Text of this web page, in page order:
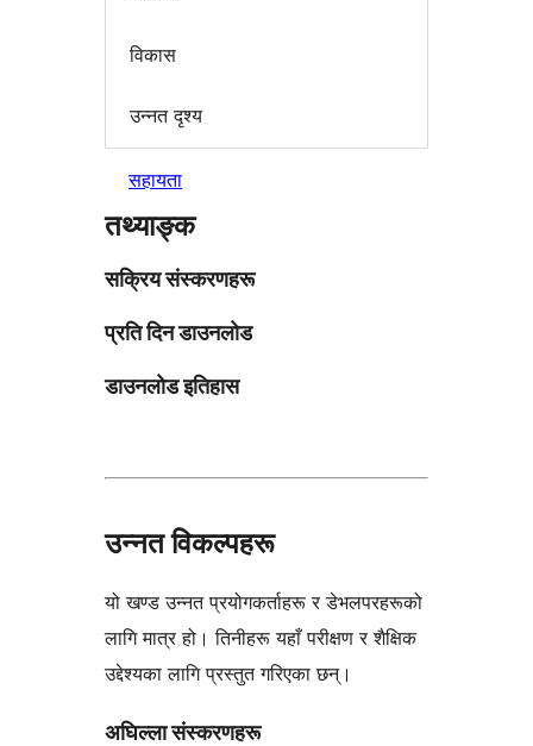
विकास
उन्नत दृश्य
सहायता
तथ्याङ्क
सक्रिय संस्करणहरू
प्रति दिन डाउनलोड
डाउनलोड इतिहास
उन्नत विकल्पहरू
यो खण्ड उन्नत प्रयोगकर्ताहरू र डेभलपरहरूको
लागि मात्र हो। तिनीहरू यहाँ परीक्षण र शैक्षिक
उद्देश्यका लागि प्रस्तुत गरिएका छन्।
अघिल्ला संस्करणहरू